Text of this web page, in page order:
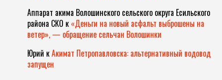
Аппарат акима Волошинского сельского округа Есильского
района СКО к «Деньги на новый асфальт выброшены на
ветер», — обращение сельчан Волошинки
Юрий кАкимат Петропавловска: альтернативный водовод
запущен